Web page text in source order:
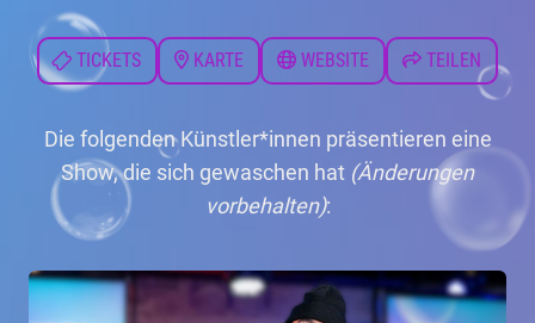
TICKETS KARTE WEBSITE TEILEN
Die folgenden Künstler*innen präsentieren eine
Show, die sich gewaschen hat (Änderungen
vorbehalten):